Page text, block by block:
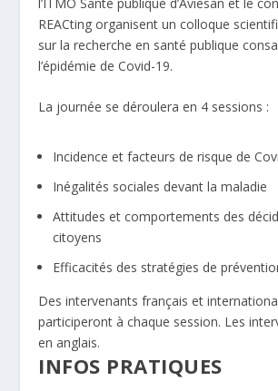
REACting organisent un colloque
sur la recherche en santé publique
l’épidémie de Covid-19.
La journée se déroulera en 4 sessions :
Incidence et facteurs de risque de
Inégalités sociales devant la maladie
Attitudes et comportements des
citoyens
Efficacités des stratégies de
Des intervenants français et
participeront à chaque session. Les
en anglais.
INFOS PRATIQUES